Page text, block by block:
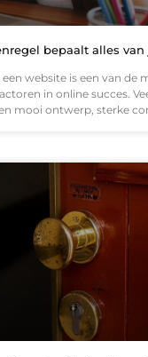
bepaalt alles
website is een van de
in online succes.
mooi ontwerp, sterke